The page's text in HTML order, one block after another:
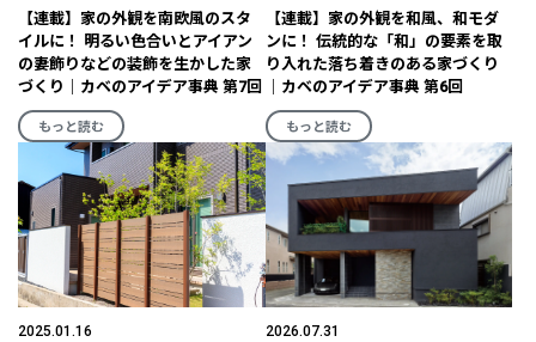
【連載】家の外観を南欧風のスタ
イルに！ 明るい色合いとアイアン
の妻飾りなどの装飾を生かした家
づくり｜カベのアイデア事典 第7回
もっと読む
【連載】家の外観を和風、和モダ
ンに！ 伝統的な「和」の要素を取
り入れた落ち着きのある家づくり
｜カベのアイデア事典 第6回
もっと読む
2025.01.16 2026.07.31